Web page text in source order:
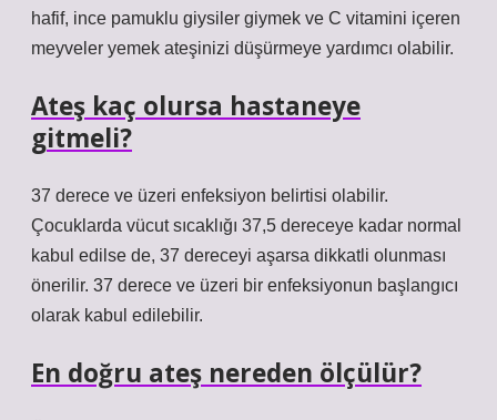
hafif, ince pamuklu giysiler giymek ve C vitamini içeren
meyveler yemek ateşinizi düşürmeye yardımcı olabilir.
Ateş kaç olursa hastaneye
gitmeli?
37 derece ve üzeri enfeksiyon belirtisi olabilir.
Çocuklarda vücut sıcaklığı 37,5 dereceye kadar normal
kabul edilse de, 37 dereceyi aşarsa dikkatli olunması
önerilir. 37 derece ve üzeri bir enfeksiyonun başlangıcı
olarak kabul edilebilir.
En doğru ateş nereden ölçülür?